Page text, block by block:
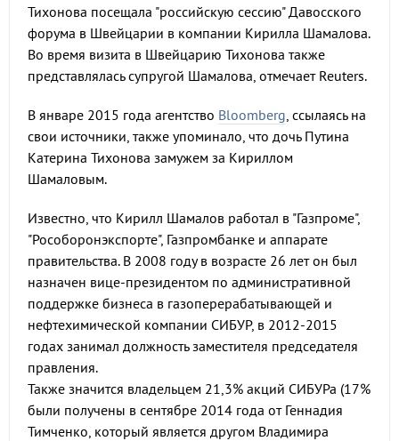
Тихонова посещала "российскую сессию" Давосского
форума в Швейцарии в компании Кирилла Шамалова.
Во время визита в Швейцарию Тихонова также
представлялась супругой Шамалова, отмечает Reuters.
В январе 2015 года агентство Bloomberg, ссылаясь на
свои источники, также упоминало, что дочь Путина
Катерина Тихонова замужем за Кириллом
Шамаловым.
Известно, что Кирилл Шамалов работал в "Газпроме",
"Рособоронэкспорте", Газпромбанке и аппарате
правительства. В 2008 году в возрасте 26 лет он был
назначен вице-президентом по административной
поддержке бизнеса в газоперерабатывающей и
нефтехимической компании СИБУР, в 2012-2015
годах занимал должность заместителя председателя
правления.
Также значится владельцем 21,3% акций СИБУРа (17%
были получены в сентябре 2014 года от Геннадия
Тимченко, который является другом Владимира